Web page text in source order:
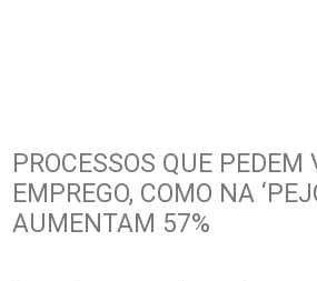
PROCESSOS QUE PEDEM
EMPREGO, COMO NA
AUMENTAM 57%